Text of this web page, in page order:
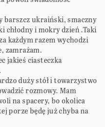
barszcz ukraiński, smaczny
chłodny i mokry dzień .Taki
każdym razem wychodzi
zamrażam.
jakieś ciasteczka
duży stół i towarzystwo
rozmowy. Mam
na spacery, bo okolica
porze będę już chyba na